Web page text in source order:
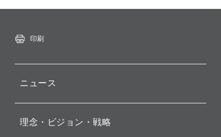
印刷
ニュース
お知らせ
理念・ビジョン・戦略